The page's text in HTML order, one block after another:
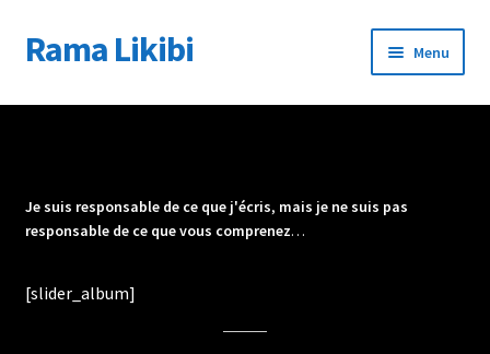
Aller
à
Aller
au
Rama Likibi Menu
Accueil
Éditeur audio
Je suis responsable de ce que j'écris, mais je ne suis pas
responsable de ce que vous comprenez…
[slider_album]